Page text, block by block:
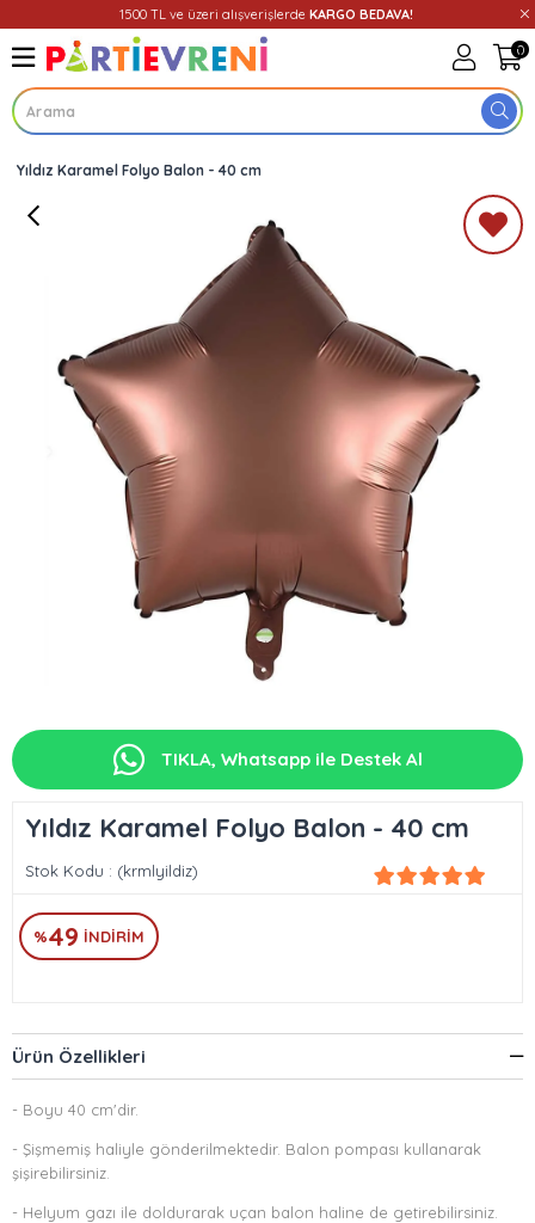
1500 TL ve üzeri alışverişlerde KARGO BEDAVA!
0
Üye Girişi
Yıldız Karamel Folyo Balon - 40 cm
TIKLA, Whatsapp ile Destek Al
Yıldız Karamel Folyo Balon - 40 cm
Stok Kodu (krmlyildiz)
%49 İNDIRIM
Ürün Özellikleri
- Boyu 40 cm'dir.
- Şişmemiş haliyle gönderilmektedir. Balon pompası kullanarak
şişirebilirsiniz.
- Helyum gazı ile doldurarak uçan balon haline de getirebilirsiniz.